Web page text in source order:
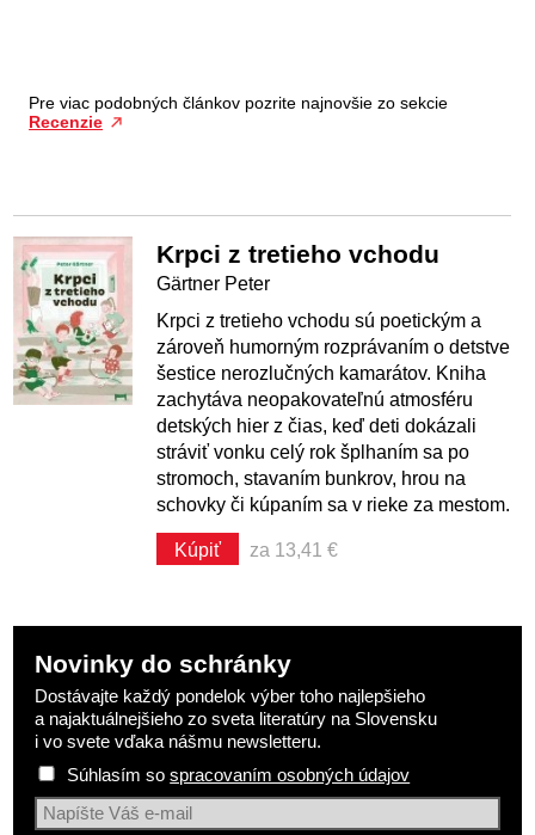
Pre viac podobných článkov pozrite najnovšie zo sekcie
Recenzie
Krpci z tretieho vchodu
Gärtner Peter
Krpci z tretieho vchodu sú poetickým a
zároveň humorným rozprávaním o detstve
šestice nerozlučných kamarátov. Kniha
zachytáva neopakovateľnú atmosféru
detských hier z čias, keď deti dokázali
stráviť vonku celý rok šplhaním sa po
stromoch, stavaním bunkrov, hrou na
schovky či kúpaním sa v rieke za mestom.
Kúpiť za 13,41 €
Novinky do schránky
Dostávajte každý pondelok výber toho najlepšieho
a najaktuálnejšieho zo sveta literatúry na Slovensku
i vo svete vďaka nášmu newsletteru.
Súhlasím sospracovaním osobných údajov